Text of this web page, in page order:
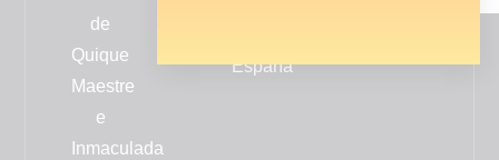
de
Quique
Maestre
e
Inmaculada
España